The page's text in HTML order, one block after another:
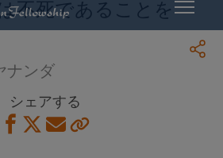
不死であることを
ナンダ
シェアする